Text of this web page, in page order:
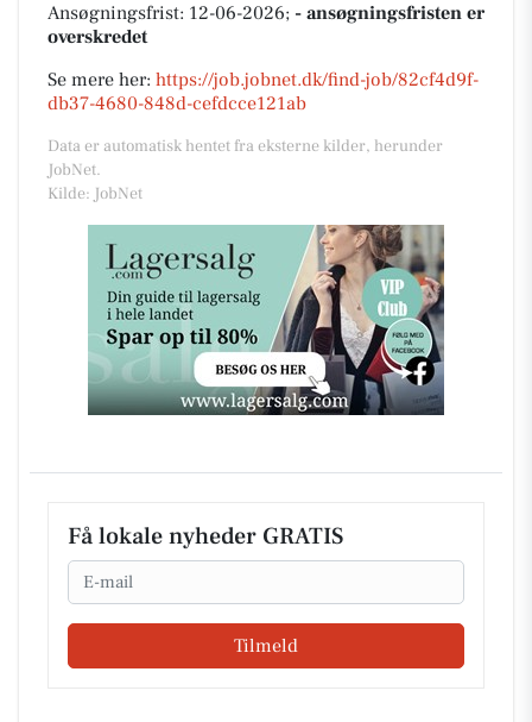
Ansøgningsfrist: 12-06-2026; - ansøgningsfristen er
overskredet
Se mere her: https://job.jobnet.dk/find-job/82cf4d9f-
db37-4680-848d-cefdcce121ab
Data er automatisk hentet fra eksterne kilder, herunder
JobNet.
Kilde: JobNet
Få lokale nyheder GRATIS
Email
Tilmeld